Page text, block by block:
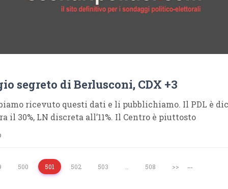
segreto di Berlusconi, CDX +3
ricevuto questi dati e li pubblichiamo. Il PDL è
il 30%, LN discreta all’11%. Il Centro è piuttosto
…
500 501 502 503 508 >>